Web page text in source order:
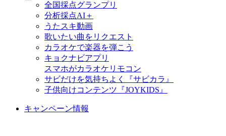
全国採点グランプリ
分析採点AI＋
うたスキ動画
歌いたい曲をリクエスト
カラオケで楽器を弾こう
キョクナビアプリ
スマホがカラオケリモコン
サビだけを気持ちよく『サビカラ』
子供向けコンテンツ『JOYKIDS』
キャンペーン情報